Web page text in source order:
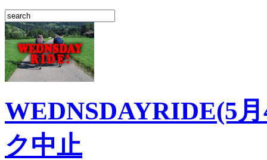
WEDNSDAYRIDE(5
ク中止